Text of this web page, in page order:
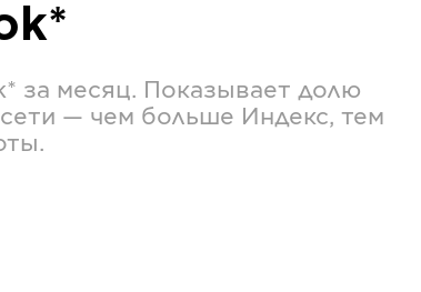
за месяц. Показывает долю
— чем больше Индекс, тем